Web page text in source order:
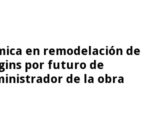
en remodelación de
por futuro de
de la obra